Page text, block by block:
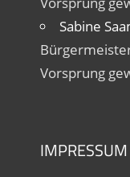
Sabine
Vorsprung